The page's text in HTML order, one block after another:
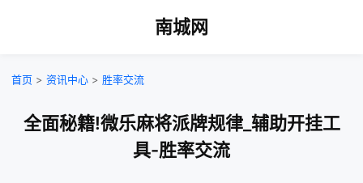
南城网
首页 > 资讯中心 > 胜率交流
全面秘籍!微乐麻将派牌规律_辅助开挂工
具-胜率交流